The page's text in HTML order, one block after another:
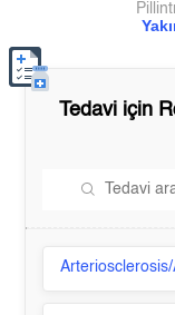
Tedavi için